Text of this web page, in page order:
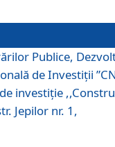
Publice,
de Investiţii
investiție
Jepilor nr. 1,